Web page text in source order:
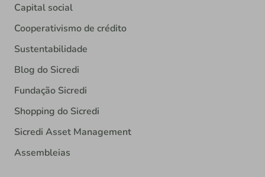
Capital social
Cooperativismo de crédito
Sustentabilidade
Blog do Sicredi
Fundação Sicredi
Shopping do Sicredi
Sicredi Asset Management
Assembleias